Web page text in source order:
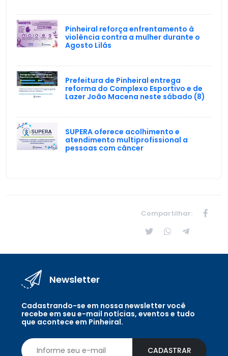
Pinheiral reforça enfrentamento à
violência contra a mulher durante o
Agosto Lilás
Prefeitura de Pinheiral entrega
reforma do Complexo Esportivo e de
Lazer João Macena neste sábado (8)
SUPERA oferece acolhimento e
atendimento multiprofissional a
pessoas com câncer
Compartilhar:
Newsletter
Cadastrando-se em nossa newsletter você
recebe em seu e-mail notícias, eventos e tudo
que acontece em Pinheiral.
CADASTRAR